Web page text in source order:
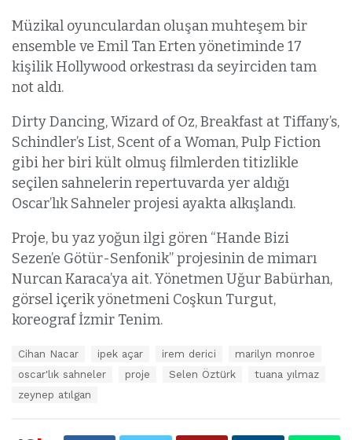
Müzikal oyunculardan oluşan muhteşem bir
ensemble ve Emil Tan Erten yönetiminde 17
kişilik Hollywood orkestrası da seyirciden tam
not aldı.
Dirty Dancing, Wizard of Oz, Breakfast at Tiffany’s,
Schindler’s List, Scent of a Woman, Pulp Fiction
gibi her biri kült olmuş filmlerden titizlikle
seçilen sahnelerin repertuvarda yer aldığı
Oscar’lık Sahneler projesi ayakta alkışlandı.
Proje, bu yaz yoğun ilgi gören “Hande Bizi
Sezen’e Götür-Senfonik” projesinin de mimarı
Nurcan Karaca’ya ait. Yönetmen Uğur Babürhan,
görsel içerik yönetmeni Coşkun Turgut,
koreograf İzmir Tenim.
Cihan Nacar ipek açar irem derici
marilyn monroe
oscar'lık sahneler
proje Selen Öztürk
tuana yılmaz
zeynep atılgan